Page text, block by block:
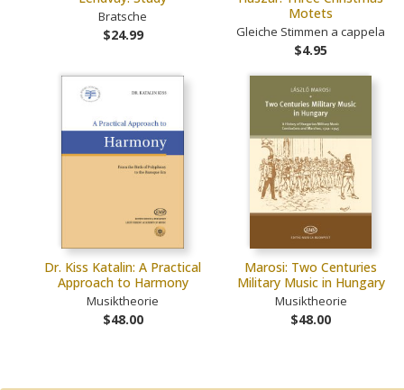
Bratsche
$24.99
Motets
Gleiche Stimmen a cappela
$4.95
Dr. Kiss Katalin: A Practical
Approach to Harmony
Musiktheorie
$48.00
Marosi: Two Centuries
Military Music in Hungary
Musiktheorie
$48.00